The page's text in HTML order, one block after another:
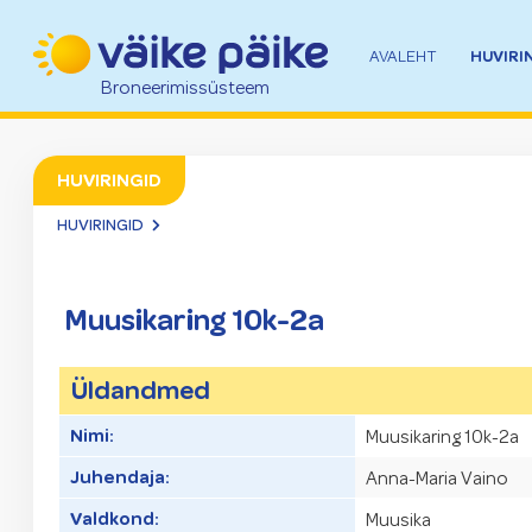
Broneerimissüsteem
AVALEHT
HUVIRINGID
HUVIRINGID
Muusikaring 10k-2a
Üldandmed
Nimi:
Muusikaring 10k-2a
Juhendaja:
Anna-Maria Vaino
Valdkond:
Muusika